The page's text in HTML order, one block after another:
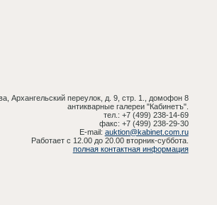
Архангельский переулок, д. 9, стр. 1., домофон 8
антикварные галереи "Кабинетъ".
тел.: +7 (499) 238-14-69
факс: +7 (499) 238-29-30
E-mail: auktion@kabinet.com.ru
Работает с 12.00 до 20.00 вторник-суббота.
полная контактная информация